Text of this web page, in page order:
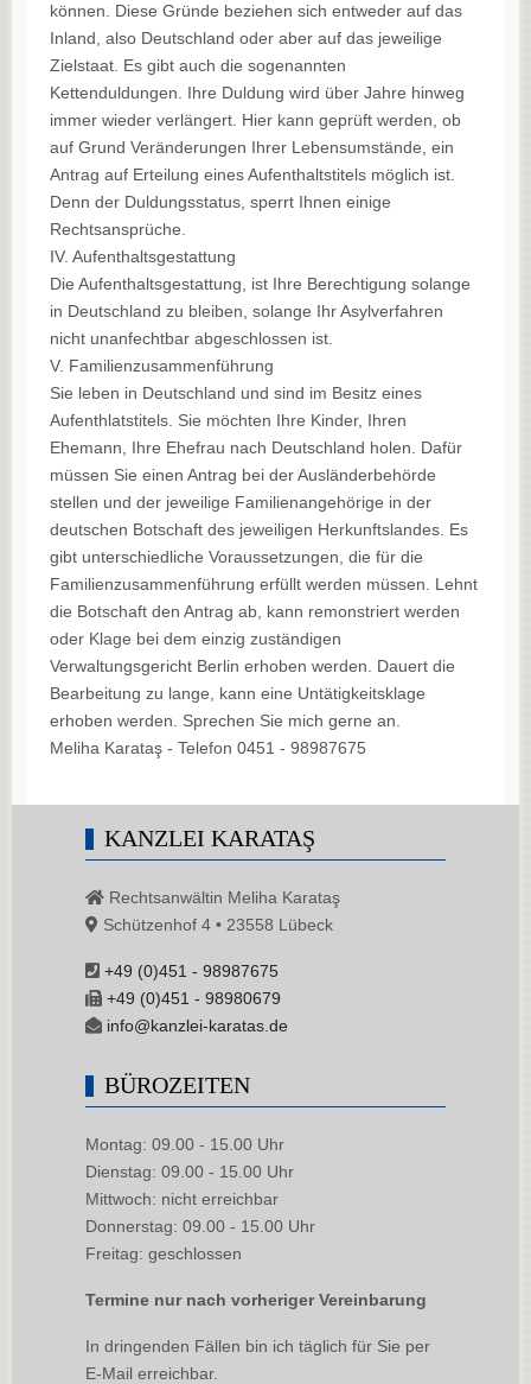
können. Diese Gründe beziehen sich entweder auf das
Inland, also Deutschland oder aber auf das jeweilige
Zielstaat. Es gibt auch die sogenannten
Kettenduldungen. Ihre Duldung wird über Jahre hinweg
immer wieder verlängert. Hier kann geprüft werden, ob
auf Grund Veränderungen Ihrer Lebensumstände, ein
Antrag auf Erteilung eines Aufenthaltstitels möglich ist.
Denn der Duldungsstatus, sperrt Ihnen einige
Rechtsansprüche.
IV. Aufenthaltsgestattung
Die Aufenthaltsgestattung, ist Ihre Berechtigung solange
in Deutschland zu bleiben, solange Ihr Asylverfahren
nicht unanfechtbar abgeschlossen ist.
V. Familienzusammenführung
Sie leben in Deutschland und sind im Besitz eines
Aufenthlatstitels. Sie möchten Ihre Kinder, Ihren
Ehemann, Ihre Ehefrau nach Deutschland holen. Dafür
müssen Sie einen Antrag bei der Ausländerbehörde
stellen und der jeweilige Familienangehörige in der
deutschen Botschaft des jeweiligen Herkunftslandes. Es
gibt unterschiedliche Voraussetzungen, die für die
Familienzusammenführung erfüllt werden müssen. Lehnt
die Botschaft den Antrag ab, kann remonstriert werden
oder Klage bei dem einzig zuständigen
Verwaltungsgericht Berlin erhoben werden. Dauert die
Bearbeitung zu lange, kann eine Untätigkeitsklage
erhoben werden. Sprechen Sie mich gerne an.
Meliha Karataş - Telefon 0451 - 98987675
KANZLEI KARATAŞ
Rechtsanwältin Meliha Karataş
Schützenhof 4 • 23558 Lübeck
+49 (0)451 - 98987675
+49 (0)451 - 98980679
info@kanzlei-karatas.de
BÜROZEITEN
Montag: 09.00 - 15.00 Uhr
Dienstag: 09.00 - 15.00 Uhr
Mittwoch: nicht erreichbar
Donnerstag: 09.00 - 15.00 Uhr
Freitag: geschlossen
Termine nur nach vorheriger Vereinbarung
In dringenden Fällen bin ich täglich für Sie per
E-Mail erreichbar.